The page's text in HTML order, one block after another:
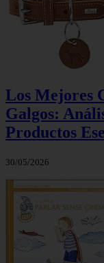
Los Mejores
Galgos:
Productos
30/05/2026